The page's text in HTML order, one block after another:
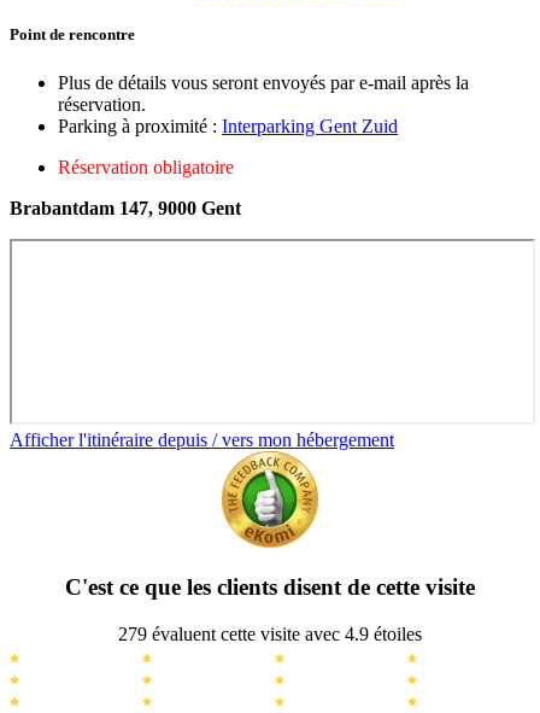
Point de rencontre
Plus de détails vous seront envoyés par e-mail après la
réservation.
Parking à proximité : Interparking Gent Zuid
Réservation obligatoire
Brabantdam 147, 9000 Gent
Afficher l'itinéraire depuis / vers mon hébergement
C'est ce que les clients disent de cette visite
279 évaluent cette visite avec 4.9 étoiles